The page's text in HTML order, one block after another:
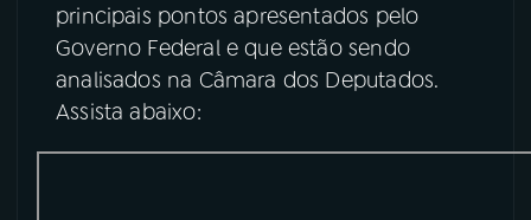
principais pontos apresentados pelo
Governo Federal e que estão sendo
analisados na Câmara dos Deputados.
Assista abaixo: